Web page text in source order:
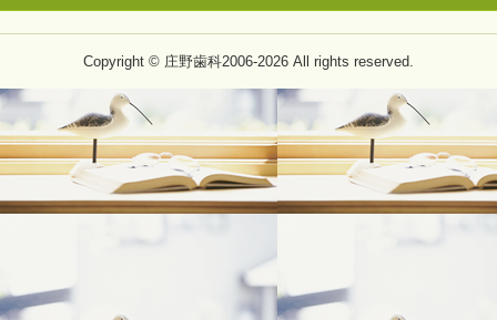
Copyright © 庄野歯科2006-2026 All rights reserved.